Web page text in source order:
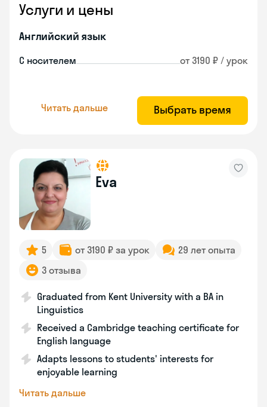
Услуги и цены
Английский язык
С носителем от 3190 ₽ / урок
Читать дальше Выбрать время
Eva
5 от 3190 ₽ за урок
29 лет опыта
3 отзыва
Graduated from Kent University with a BA in
Linguistics
Received a Cambridge teaching certificate for
English language
Adapts lessons to students' interests for
enjoyable learning
Читать дальше